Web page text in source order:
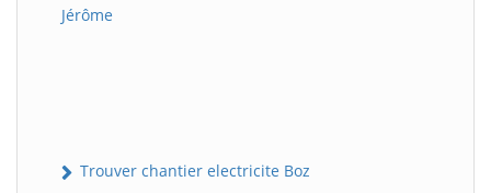
Jérôme
Trouver chantier electricite Boz